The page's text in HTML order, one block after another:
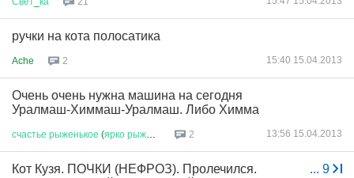
ручки на кота полосатика
Ache 2 15:40 15.04.2013
Очень очень нужна машина на сегодня
Уралмаш-Химмаш-Уралмаш. Либо Химма
счастье рыженькое (ярко рыжее 2 13:56 15.04.2013
... 9
Кот Кузя. ПОЧКИ (НЕФРОЗ). Пролечился.